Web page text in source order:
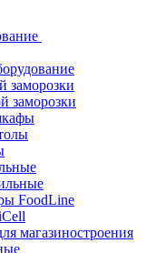
заморозки
FoodLine
магазиностроения